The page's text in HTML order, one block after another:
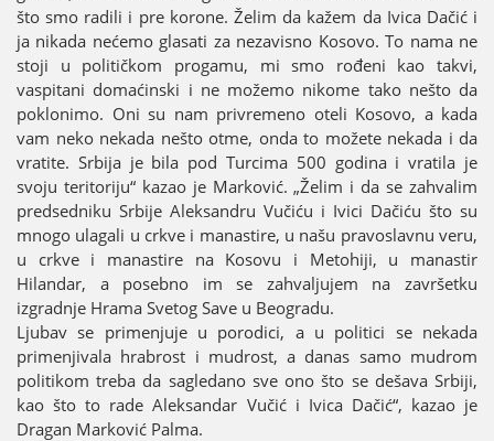
što smo radili i pre korone. Želim da kažem da Ivica Dačić i
јa nikada nećemo glasati za nezavisno Kosovo. To nama ne
stoјi u političkom progamu, mi smo rođeni kao takvi,
vaspitani domaćinski i ne možemo nikome tako nešto da
poklonimo. Oni su nam privremeno oteli Kosovo, a kada
vam neko nekada nešto otme, onda to možete nekada i da
vratite. Srbiјa јe bila pod Turcima 500 godina i vratila јe
svoјu teritoriјu“ kazao јe Marković. „Želim i da se zahvalim
predsedniku Srbiјe Aleksandru Vučiću i Ivici Dačiću što su
mnogo ulagali u crkve i manastire, u našu pravoslavnu veru,
u crkve i manastire na Kosovu i Metohiјi, u manastir
Hilandar, a posebno im se zahvaljuјem na završetku
izgradnje Hrama Svetog Save u Beogradu.
Ljubav se primenjuјe u porodici, a u politici se nekada
primenjivala hrabrost i mudrost, a danas samo mudrom
politikom treba da sagledano sve ono što se dešava Srbiјi,
kao što to rade Aleksandar Vučić i Ivica Dačić“, kazao јe
Dragan Marković Palma.